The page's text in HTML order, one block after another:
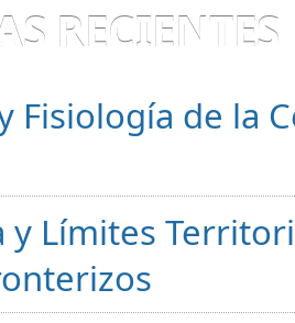
RECIENTES
Fisiología de la
y Límites